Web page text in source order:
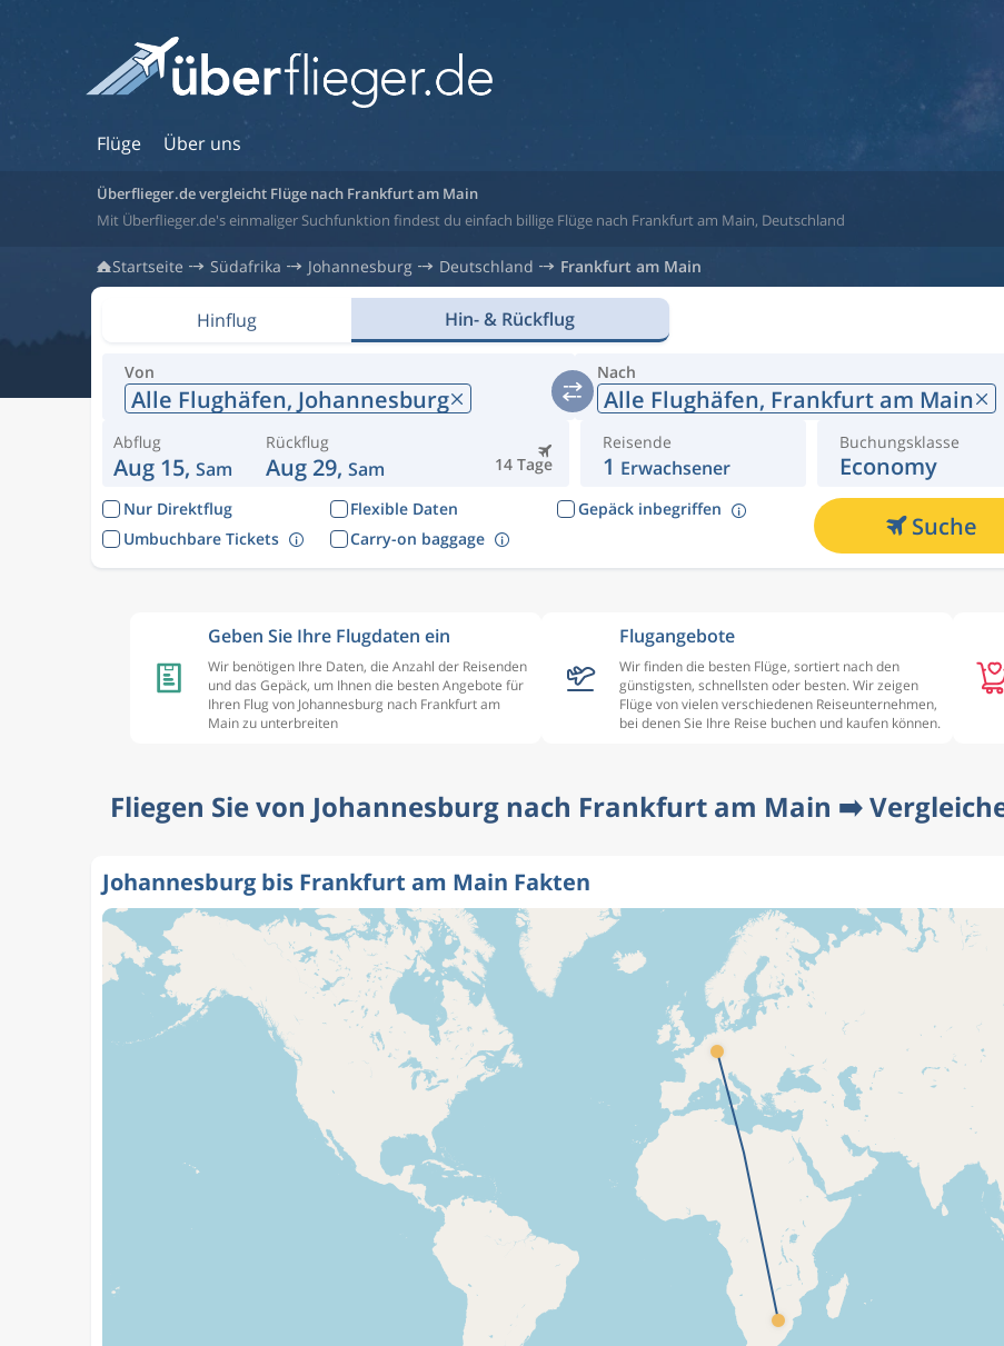
Flüge Über uns
Überflieger.de vergleicht Flüge nach Frankfurt am Main
Mit Überflieger.de's einmaliger Suchfunktion findest du einfach billige Flüge nach Frankfurt am Main, Deutschland
Startseite Südafrika Johannesburg Deutschland Frankfurt am Main
Hinflug Hin- & Rückflug
Von
Alle Flughäfen, Johannesburg
Nach
Alle Flughäfen, Frankfurt am Main
Abflug
Aug 15, Sam 14 Tage
Rückflug
Aug 29, Sam
Reisende
1 Erwachsener
Buchungsklasse
Economy
Nur Direktflug Flexible Daten
Gepäck inbegriffen
Umbuchbare Tickets
Carry-on baggage Suche
Geben Sie Ihre Flugdaten ein
Wir benötigen Ihre Daten, die Anzahl der Reisenden
und das Gepäck, um Ihnen die besten Angebote für
Ihren Flug von Johannesburg nach Frankfurt am
Main zu unterbreiten
Flugangebote
Wir finden die besten Flüge, sortiert nach den
günstigsten, schnellsten oder besten. Wir zeigen
Flüge von vielen verschiedenen Reiseunternehmen,
bei denen Sie Ihre Reise buchen und kaufen können.
Fliegen Sie von Johannesburg nach Frankfurt am Main ➡️
Johannesburg bis Frankfurt am Main Fakten